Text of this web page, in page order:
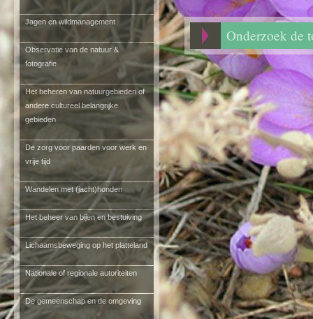
Jagen en wildmanagement
Observatie van de natuur &
fotografie
Het beheren van natuurgebieden of
andere cultureel belangrijke
gebieden
De zorg voor paarden voor werk en
vrije tijd
Wandelen met (jacht)honden
Het beheer van bijen en bestuiving
Lichaamsbeweging op het platteland
Nationale of regionale autoriteiten
De gemeenschap en de omgeving
Onderzoek de